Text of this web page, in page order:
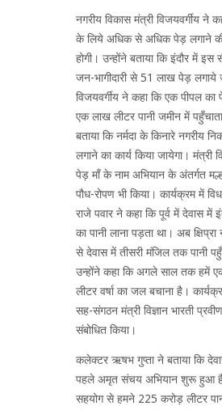
नगरीय विकास मंत्री विजयवर्गीय
के लिये अधिक से अधिक पेड़ लगाने
होगी। उन्होंने बताया कि इंदौर में
जन-भागीदारी से 51 लाख पेड़
विजयवर्गीय ने कहा कि एक पीपल
एक लाख लीटर पानी जमीन में
बताया कि नर्मदा के किनारे नगरीय
लगाने का कार्य किया जायेगा। मंत्री
पेड़ माँ के नाम अभियान के अंतर्गत
पौध-रोपण भी किया। कार्यक्रम में
राजे पवार ने कहा कि पूर्व में देवास में
का पानी लाना पड़ता था। अब
से देवास में तीसरी मंजिल तक पानी
उन्होंने कहा कि अगले साल तक हमें
लीटर वर्षा का जल बचाना है।
सह-संगठन मंत्री विज्ञान भारती
संबोधित किया।
कलेक्टर ऋषभ गुप्ता ने बताया कि
पहले अमृत संचय अभियान शुरू हुआ
सहयोग से हमने 225 करोड़ लीटर